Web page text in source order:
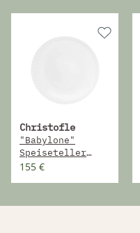
Christofle
"Babylone"
Speiseteller
Porzellan
155 €